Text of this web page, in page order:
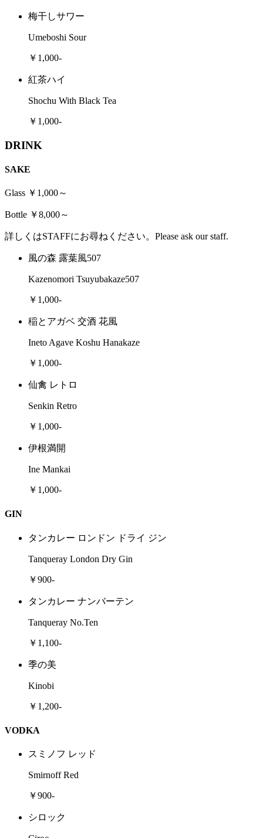
梅干しサワー
Umeboshi Sour
￥1,000-
紅茶ハイ
Shochu With Black Tea
￥1,000-
DRINK
SAKE
Glass ￥1,000～
Bottle ￥8,000～
詳しくはSTAFFにお尋ねください。Please ask our staff.
風の森 露葉風507
Kazenomori Tsuyubakaze507
￥1,000-
稲とアガベ 交酒 花風
Ineto Agave Koshu Hanakaze
￥1,000-
仙禽 レトロ
Senkin Retro
￥1,000-
伊根満開
Ine Mankai
￥1,000-
GIN
タンカレー ロンドン ドライ ジン
Tanqueray London Dry Gin
￥900-
タンカレー ナンバーテン
Tanqueray No.Ten
￥1,100-
季の美
Kinobi
￥1,200-
VODKA
スミノフ レッド
Smirnoff Red
￥900-
シロック